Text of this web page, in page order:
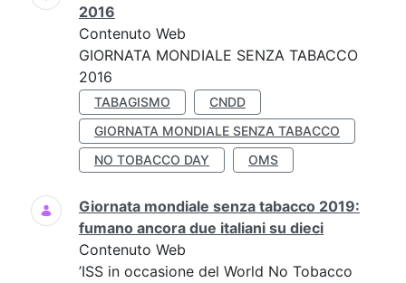
2016
Contenuto Web
GIORNATA MONDIALE SENZA TABACCO
2016
TABAGISMO
CNDD
GIORNATA MONDIALE SENZA TABACCO
NO TOBACCO DAY
OMS
Giornata mondiale senza tabacco 2019:
fumano ancora due italiani su dieci
Contenuto Web
’ISS in occasione del World No Tobacco